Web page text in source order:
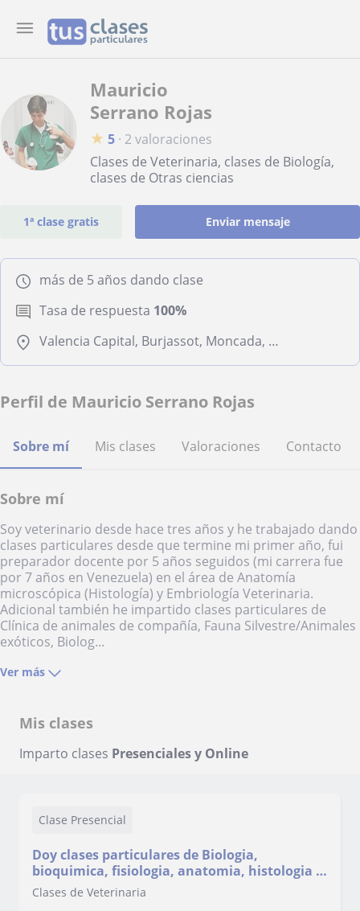
Mauricio
Serrano Rojas
★ 5 · 2 valoraciones
Clases de Veterinaria, clases de Biología,
clases de Otras ciencias
1ª clase gratis Enviar mensaje
más de 5 años dando clase
Tasa de respuesta 100%
Valencia Capital, Burjassot, Moncada, Manises, Alboraya
Perfil de Mauricio Serrano Rojas
Sobre mí Mis clases Valoraciones Contacto
Sobre mí
Soy veterinario desde hace tres años y he trabajado dando
clases particulares desde que termine mi primer año, fui
preparador docente por 5 años seguidos (mi carrera fue
por 7 años en Venezuela) en el área de Anatomía
microscópica (Histología) y Embriología Veterinaria.
Adicional también he impartido clases particulares de
Clínica de animales de compañía, Fauna Silvestre/Animales
exóticos, Biolog...
Ver más
Mis clases
Imparto clases Presenciales y Online
Clase Presencial
Doy clases particulares de Biologia,
bioquimica, fisiologia, anatomia, histologia y
otras ciencias
Clases de Veterinaria